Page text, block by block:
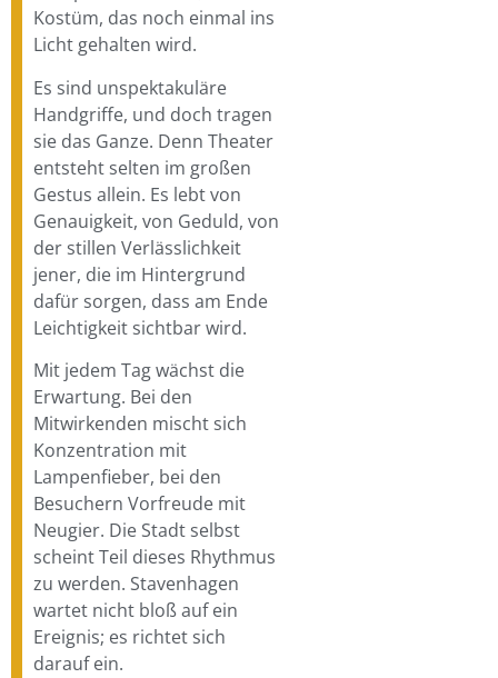
Kostüm, das noch einmal ins
Licht gehalten wird.
Es sind unspektakuläre
Handgriffe, und doch tragen
sie das Ganze. Denn Theater
entsteht selten im großen
Gestus allein. Es lebt von
Genauigkeit, von Geduld, von
der stillen Verlässlichkeit
jener, die im Hintergrund
dafür sorgen, dass am Ende
Leichtigkeit sichtbar wird.
Mit jedem Tag wächst die
Erwartung. Bei den
Mitwirkenden mischt sich
Konzentration mit
Lampenfieber, bei den
Besuchern Vorfreude mit
Neugier. Die Stadt selbst
scheint Teil dieses Rhythmus
zu werden. Stavenhagen
wartet nicht bloß auf ein
Ereignis; es richtet sich
darauf ein.